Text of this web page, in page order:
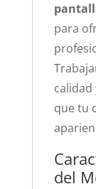
para
calidad
que tu
del